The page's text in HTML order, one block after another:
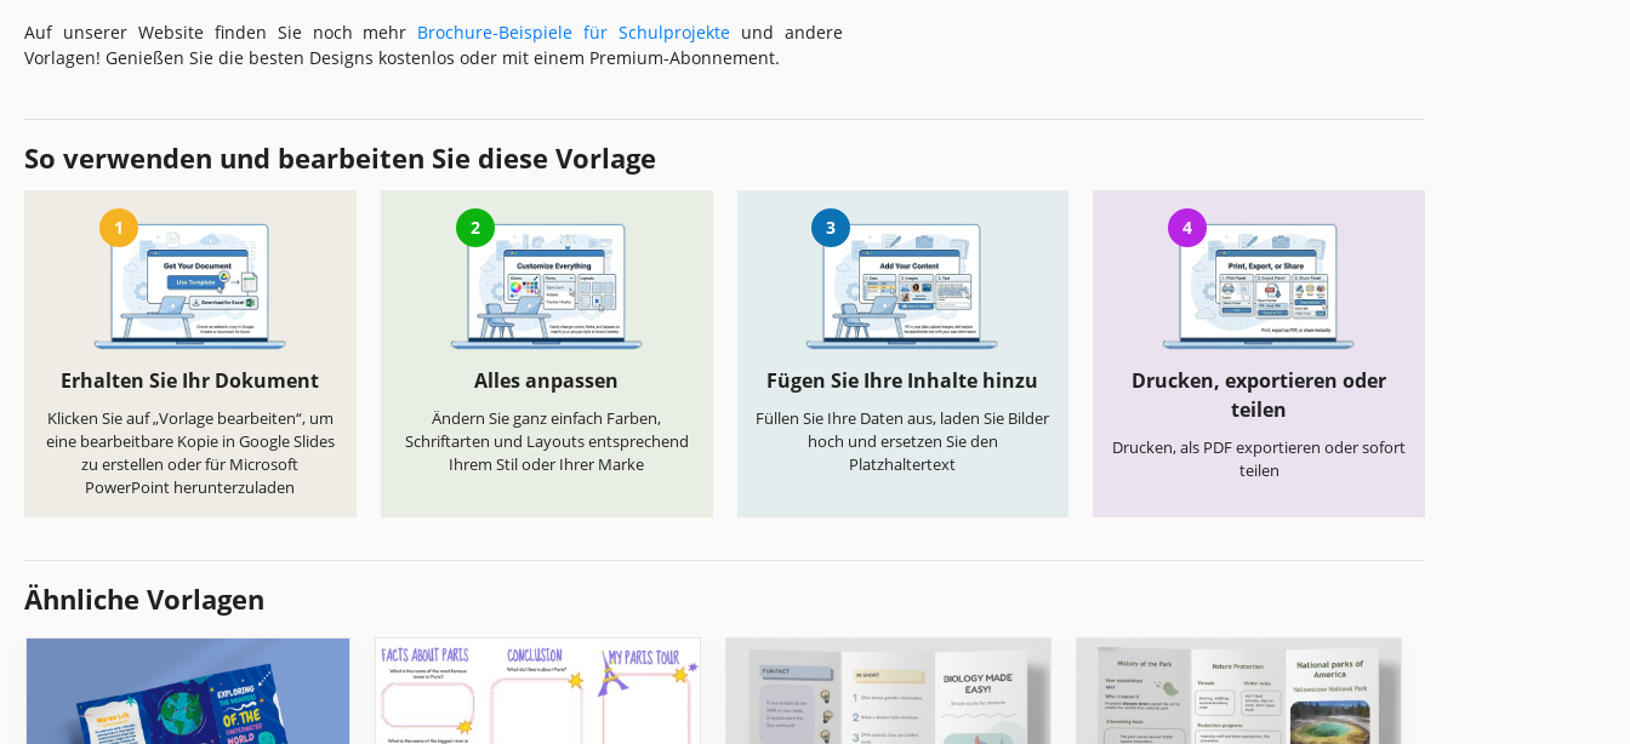
Auf unserer Website finden Sie noch mehr Brochure-Beispiele für Schulprojekte und andere
Vorlagen! Genießen Sie die besten Designs kostenlos oder mit einem Premium-Abonnement.
So verwenden und bearbeiten Sie diese Vorlage
1
Erhalten Sie Ihr Dokument
Klicken Sie auf „Vorlage bearbeiten“, um
eine bearbeitbare Kopie in Google Slides
zu erstellen oder für Microsoft
PowerPoint herunterzuladen
2
Alles anpassen
Ändern Sie ganz einfach Farben,
Schriftarten und Layouts entsprechend
Ihrem Stil oder Ihrer Marke
3
Fügen Sie Ihre Inhalte hinzu
Füllen Sie Ihre Daten aus, laden Sie Bilder
hoch und ersetzen Sie den
Platzhaltertext
4
Drucken, exportieren oder
teilen
Drucken, als PDF exportieren oder sofort
teilen
Ähnliche Vorlagen